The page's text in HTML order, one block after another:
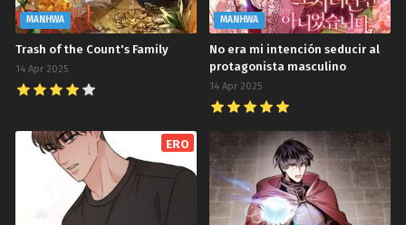
MANHWA
Trash of the Count's Family
14 Apr 2025
MANHWA
No era mi intención seducir al
protagonista masculino
14 Apr 2025
ERO